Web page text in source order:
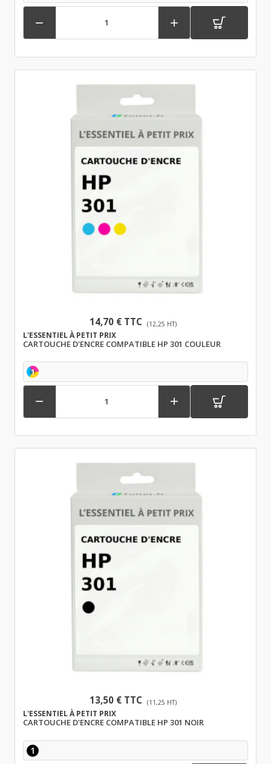
 
14,70 € TTC (12,25 HT)
L'ESSENTIEL À PETIT PRIX
CARTOUCHE D'ENCRE COMPATIBLE HP 301 COULEUR
1
 
13,50 € TTC (11,25 HT)
L'ESSENTIEL À PETIT PRIX
CARTOUCHE D'ENCRE COMPATIBLE HP 301 NOIR
1